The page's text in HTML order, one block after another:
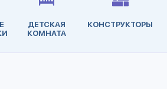
ДЕТСКАЯ
КОМНАТА
КОНСТРУКТОРЫ